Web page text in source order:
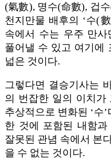
(氣數), 명수(命數), 겁
천지만물 배후의 ‘수(
속에서 수는 우주 만
풀어낼 수 있고 여기에
넓은 것이다.
그렇다면 결승기사는
의 번잡한 일의 이치가
추상적으로 변화된 ‘수
한 것에 포함된 내함과
잘못된 관념 속에서 본
을 수 없는 것이다.